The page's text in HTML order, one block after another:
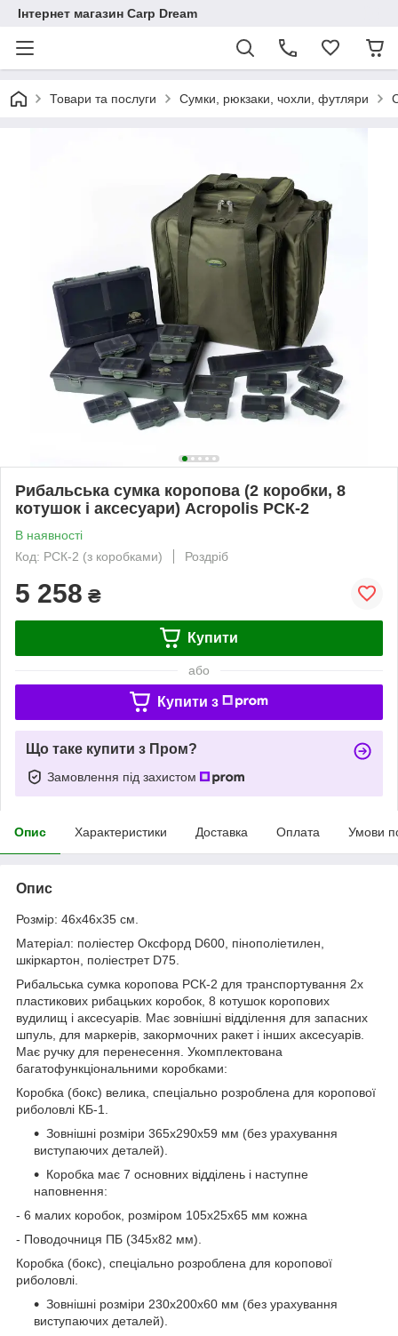
Інтернет магазин Carp Dream
Товари та послуги Сумки, рюкзаки, чохли, футляри
Рибальська сумка коропова (2 коробки, 8
котушок і аксесуари) Acropolis РСК-2
В наявності
Код: РСК-2 (з коробками)
Роздріб
5 258 ₴
Купити
або
Купити з
Що таке купити з Пром?
Замовлення під захистом
Опис Характеристики Доставка Оплата Умови
Опис
Розмір: 46х46х35 см.
Матеріал: поліестер Оксфорд D600, пінополіетилен,
шкіркартон, поліестрет D75.
Рибальська сумка коропова РСК-2 для транспортування 2х
пластикових рибацьких коробок, 8 котушок коропових
вудилищ і аксесуарів. Має зовнішні відділення для запасних
шпуль, для маркерів, закормочних ракет і інших аксесуарів.
Має ручку для перенесення. Укомплектована
багатофункціональними коробками:
Коробка (бокс) велика, спеціально розроблена для коропової
риболовлі КБ-1.
Зовнішні розміри 365х290х59 мм (без урахування
виступаючих деталей).
Коробка має 7 основних відділень і наступне
наповнення:
- 6 малих коробок, розміром 105х25х65 мм кожна
- Поводочниця ПБ (345х82 мм).
Коробка (бокс), спеціально розроблена для коропової
риболовлі.
Зовнішні розміри 230х200х60 мм (без урахування
виступаючих деталей).